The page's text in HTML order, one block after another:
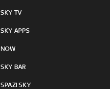
SKY TV
SKY APPS
NOW
SKY BAR
SPAZI SKY